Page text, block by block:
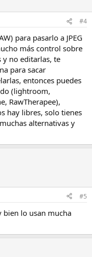
#4
para pasarlo a JPEG
más control sobre
y no editarlas, te
para sacar
entonces puedes
(lightroom,
RawTherapee),
hay libres, solo tienes
alternativas y
#5
bien lo usan mucha